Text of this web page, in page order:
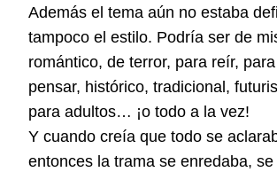
Además el tema aún no estaba
tampoco el estilo. Podría ser de
romántico, de terror, para reír,
pensar, histórico, tradicional,
para adultos… ¡o todo a la vez!
Y cuando creía que todo se
entonces la trama se enredaba, se